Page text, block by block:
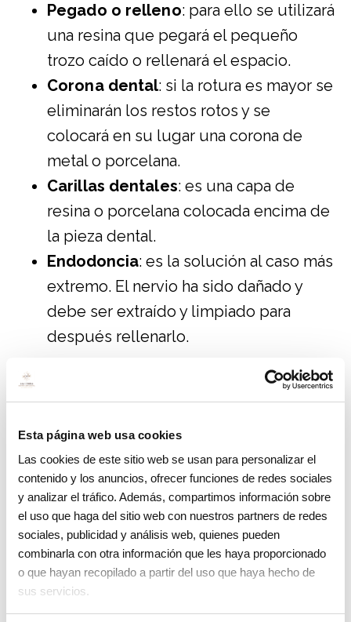
Esta página web usa cookies
Las cookies de este sitio web se usan para personalizar el
contenido y los anuncios, ofrecer funciones de redes sociales
y analizar el tráfico. Además, compartimos información sobre
el uso que haga del sitio web con nuestros partners de redes
sociales, publicidad y análisis web, quienes pueden
combinarla con otra información que les haya proporcionado
o que hayan recopilado a partir del uso que haya hecho de
sus servicios.
Pegado o relleno: para ello se utilizará
una resina que pegará el pequeño
trozo caído o rellenará el espacio.
Corona dental: si la rotura es mayor se
eliminarán los restos rotos y se
colocará en su lugar una corona de
metal o porcelana.
Carillas dentales: es una capa de
resina o porcelana colocada encima de
la pieza dental.
Endodoncia: es la solución al caso más
extremo. El nervio ha sido dañado y
debe ser extraído y limpiado para
después rellenarlo.
Tipos de fracturas dentales
dentales, en función de si afecta al esmalte,
la dentina o al nervio.
Las más frecuentes son:
Fisura y fractura de esmalte. Solo
afecta al esmalte.
Fractura coronaria sin afectación